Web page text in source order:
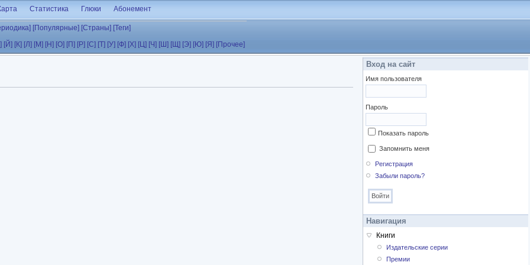
Статистика Глюки Абонемент
[Популярные] [Страны] [Теги]
[Й] [К] [Л] [М] [Н] [О] [П] [Р] [С] [Т] [У] [Ф] [Х] [Ц] [Ч] [Ш] [Щ] [Э] [Ю] [Я] [Прочее]
Вход на сайт
Имя пользователя
Пароль
Показать пароль
Запомнить меня
Регистрация
Забыли пароль?
Навигация
Книги
Издательские серии
Премии